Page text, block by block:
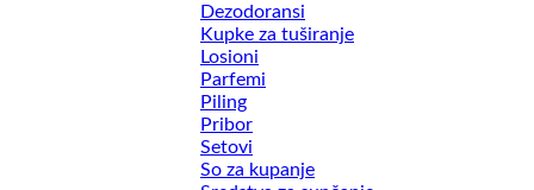
Dezodoransi
Kupke za tuširanje
Losioni
Parfemi
Piling
Pribor
Setovi
So za kupanje